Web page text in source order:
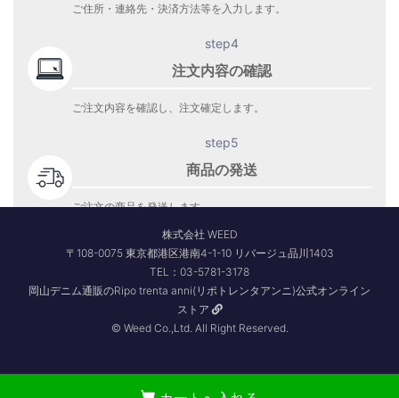
ご住所・連絡先・決済方法等を入力します。
step4
注文内容の確認
ご注文内容を確認し、注文確定します。
step5
商品の発送
ご注文の商品を発送します。
株式会社 WEED
〒108-0075 東京都港区港南4-1-10 リバージュ品川1403
TEL：03-5781-3178
岡山デニム通販のRipo trenta anni(リポトレンタアンニ)公式オンライン
ストア
© Weed Co.,Ltd. All Right Reserved.